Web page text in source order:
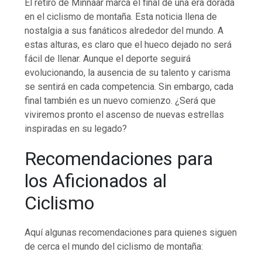
El retiro de Minnaar marca el final de una era dorada
en el ciclismo de montaña. Esta noticia llena de
nostalgia a sus fanáticos alrededor del mundo. A
estas alturas, es claro que el hueco dejado no será
fácil de llenar. Aunque el deporte seguirá
evolucionando, la ausencia de su talento y carisma
se sentirá en cada competencia. Sin embargo, cada
final también es un nuevo comienzo. ¿Será que
viviremos pronto el ascenso de nuevas estrellas
inspiradas en su legado?
Recomendaciones para
los Aficionados al
Ciclismo
Aquí algunas recomendaciones para quienes siguen
de cerca el mundo del ciclismo de montaña: